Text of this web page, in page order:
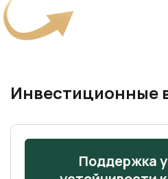
Кабо-Верде
Лесото
Инвестиционные
Поддержка
устойчивости